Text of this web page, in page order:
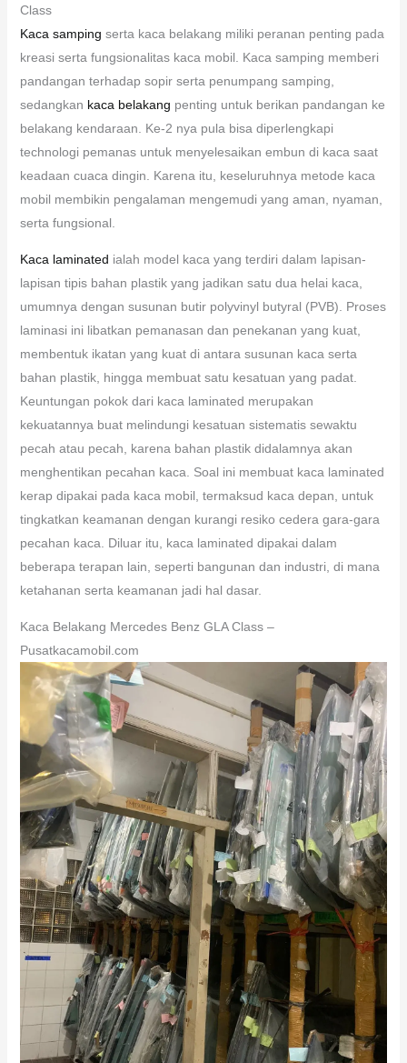
Class
Kaca samping serta kaca belakang miliki peranan penting pada
kreasi serta fungsionalitas kaca mobil. Kaca samping memberi
pandangan terhadap sopir serta penumpang samping,
sedangkan kaca belakang penting untuk berikan pandangan ke
belakang kendaraan. Ke-2 nya pula bisa diperlengkapi
technologi pemanas untuk menyelesaikan embun di kaca saat
keadaan cuaca dingin. Karena itu, keseluruhnya metode kaca
mobil membikin pengalaman mengemudi yang aman, nyaman,
serta fungsional.
Kaca laminated ialah model kaca yang terdiri dalam lapisan-
lapisan tipis bahan plastik yang jadikan satu dua helai kaca,
umumnya dengan susunan butir polyvinyl butyral (PVB). Proses
laminasi ini libatkan pemanasan dan penekanan yang kuat,
membentuk ikatan yang kuat di antara susunan kaca serta
bahan plastik, hingga membuat satu kesatuan yang padat.
Keuntungan pokok dari kaca laminated merupakan
kekuatannya buat melindungi kesatuan sistematis sewaktu
pecah atau pecah, karena bahan plastik didalamnya akan
menghentikan pecahan kaca. Soal ini membuat kaca laminated
kerap dipakai pada kaca mobil, termaksud kaca depan, untuk
tingkatkan keamanan dengan kurangi resiko cedera gara-gara
pecahan kaca. Diluar itu, kaca laminated dipakai dalam
beberapa terapan lain, seperti bangunan dan industri, di mana
ketahanan serta keamanan jadi hal dasar.
Kaca Belakang Mercedes Benz GLA Class –
Pusatkacamobil.com